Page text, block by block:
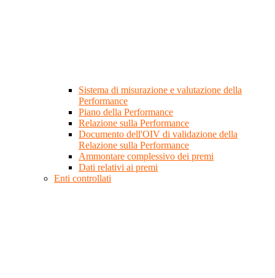
Sistema di misurazione e valutazione della
Performance
Piano della Performance
Relazione sulla Performance
Documento dell'OIV di validazione della
Relazione sulla Performance
Ammontare complessivo dei premi
Dati relativi ai premi
Enti controllati